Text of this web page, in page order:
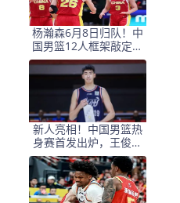
杨瀚森6月8日归队！中
国男篮12人框架敲定，
锋线王牌竟是他？
新人亮相！中国男篮热
身赛首发出炉，王俊杰
领衔+徐昕坐镇禁区